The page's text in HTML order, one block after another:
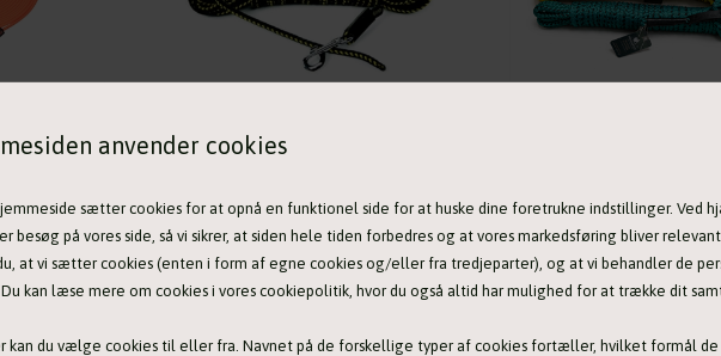
anvender cookies
sætter cookies for at opnå en funktionel side for at huske dine foretrukne indstillinger. Ved
besøg på vores side, så vi sikrer, at siden hele tiden forbedres og at vores markedsføring bliver
at vi sætter cookies (enten i form af egne cookies og/eller fra tredjeparter), og at vi behandler de
kan læse mere om cookies i vores cookiepolitik, hvor du også altid har mulighed for at trække dit
kan du vælge cookies til eller fra. Navnet på de forskellige typer af cookies fortæller, hvilket formål de
Sporline med PVC-belægning - fra Non-Stop Dogwear